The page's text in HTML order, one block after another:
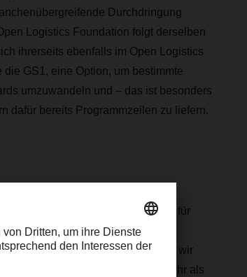
Durchdringung
Logistics Foundation folgt derselben
ihrerseits ebenfalls im Open Logistics
GS1, eine Option, um bestimmte
umzuwandeln und – das ist besonders
dafür bereits Programmzeilen zu liefern.
einsehbar und somit auch für
oder Linux, das meistgenutzte
Auch bei DACHSER setzen wir
15 Jahren und in inzwischen mehr als